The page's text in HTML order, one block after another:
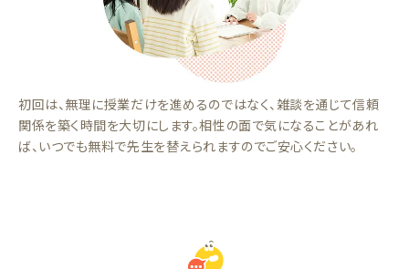
初回は、無理に授業だけを進めるのではなく、雑談を通じて信頼
関係を築く時間を大切にします。相性の面で気になることがあれ
ば、いつでも無料で先生を替えられますのでご安心ください。